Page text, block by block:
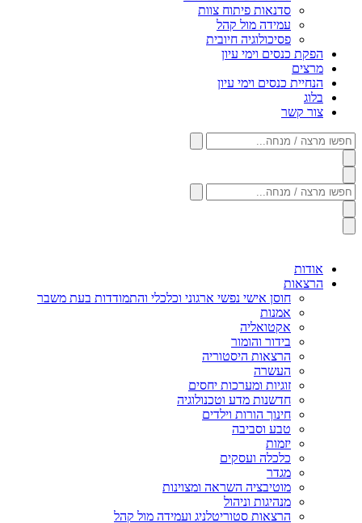
סדנאות פיתוח צוות
עמידה מול קהל
פסיכולוגיה חיובית
הפקת כנסים וימי עיון
מרצים
הנחיית כנסים וימי עיון
בלוג
צור קשר
חפשו
מרצה
/
מנחה...
חפשו
מרצה
/
מנחה...
אודות
הרצאות
חוסן אישי נפשי ארגוני וכלכלי והתמודדות בעת משבר
אמנות
אקטואליה
בידור והומור
הרצאות היסטוריה
העשרה
זוגיות ומערכות יחסים
חדשנות מדע וטכנולוגיה
חינוך הורות וילדים
טבע וסביבה
יזמות
כלכלה ועסקים
מגדר
מוטיבציה השראה ומצוינות
מנהיגות וניהול
הרצאות סטוריטלניג ועמידה מול קהל